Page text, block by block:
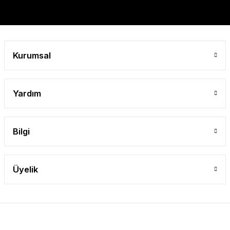
Kurumsal
Yardım
Bilgi
Üyelik